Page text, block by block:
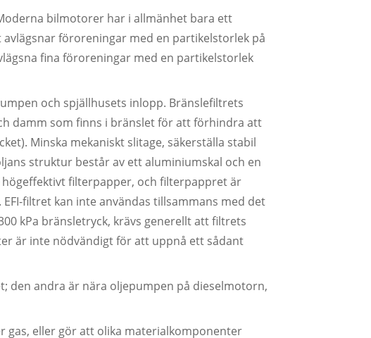
bilmotorer har i allmänhet bara ett
föroreningar med en partikelstorlek på
fina föroreningar med en partikelstorlek
och spjällhusets inlopp. Bränslefiltrets
damm som finns i bränslet för att förhindra att
Minska mekaniskt slitage, säkerställa stabil
struktur består av ett aluminiumskal och en
filterpapper, och filterpappret är
filtret kan inte användas tillsammans med det
kPa bränsletryck, krävs generellt att filtrets
är inte nödvändigt för att uppnå ett sådant
den andra är nära oljepumpen på dieselmotorn,
gas, eller gör att olika materialkomponenter